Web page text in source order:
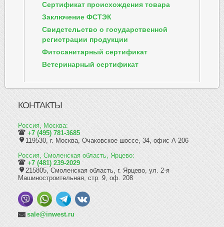
Сертификат происхождения товара
Заключение ФСТЭК
Свидетельство о государственной
регистрации продукции
Фитосанитарный сертификат
Ветеринарный сертификат
КОНТАКТЫ
Россия, Москва:
+7 (495) 781-3685
119530, г. Москва, Очаковское шоссе, 34, офис А-206
Россия, Смоленская область, Ярцево:
+7 (481) 239-2029
215805, Смоленская область, г. Ярцево, ул. 2-я
Машиностроительная, стр. 9, оф. 208
sale@inwest.ru